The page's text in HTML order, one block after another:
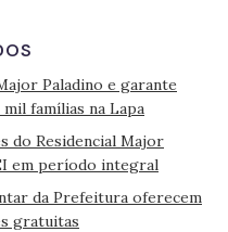
Paladino e garante
famílias na Lapa
do Residencial Major
em período integral
da Prefeitura oferecem
gratuitas